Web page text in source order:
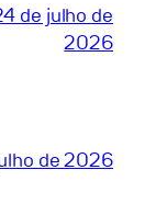
de julho de
2026
de 2026